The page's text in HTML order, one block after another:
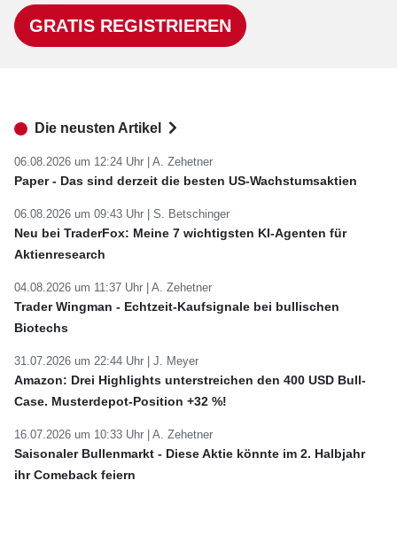
GRATIS REGISTRIEREN
Die neusten Artikel
06.08.2026 um 12:24 Uhr | A. Zehetner
Paper - Das sind derzeit die besten US-Wachstumsaktien
06.08.2026 um 09:43 Uhr | S. Betschinger
Neu bei TraderFox: Meine 7 wichtigsten KI-Agenten für
Aktienresearch
04.08.2026 um 11:37 Uhr | A. Zehetner
Trader Wingman - Echtzeit-Kaufsignale bei bullischen
Biotechs
31.07.2026 um 22:44 Uhr | J. Meyer
Amazon: Drei Highlights unterstreichen den 400 USD Bull-
Case. Musterdepot-Position +32 %!
16.07.2026 um 10:33 Uhr | A. Zehetner
Saisonaler Bullenmarkt - Diese Aktie könnte im 2. Halbjahr
ihr Comeback feiern